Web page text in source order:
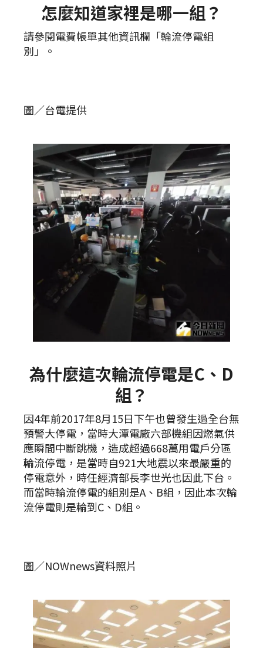
怎麼知道家裡是哪一組？
請參閱電費帳單其他資訊欄「輪流停電組
別」。
圖／台電提供
為什麼這次輪流停電是C、D
組？
因4年前2017年8月15日下午也曾發生過全台無
預警大停電，當時大潭電廠六部機組因燃氣供
應瞬間中斷跳機，造成超過668萬用電戶分區
輪流停電，是當時自921大地震以來最嚴重的
停電意外，時任經濟部長李世光也因此下台。
而當時輪流停電的組別是A、B組，因此本次輪
流停電則是輪到C、D組。
圖／NOWnews資料照片